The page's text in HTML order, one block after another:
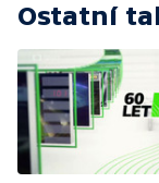
Ostatní